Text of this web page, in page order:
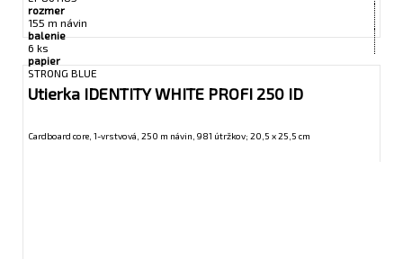
rozmer
155 m návin
balenie
6 ks
papier
STRONG BLUE
Utierka IDENTITY WHITE PROFI 250 ID
Cardboard core, 1-vrstvová, 250 m návin, 981 útržkov; 20,5 x 25,5 cm